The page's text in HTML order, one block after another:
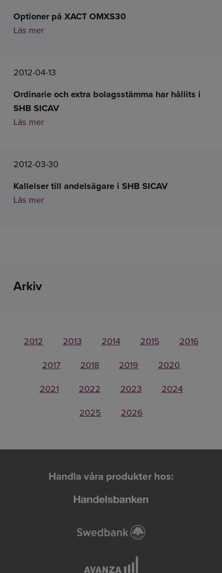
Optioner på XACT OMXS30
Läs mer
Ordinarie och extra bolagsstämma har hållits i
SHB SICAV
Läs mer
2012-04-13
Kallelser till andelsägare i SHB SICAV
Läs mer
2012-03-30
Arkiv
2012 2013 2014 2015
2016
2017
2018 2019
2020
2021
2022 2023
2024
2025
2026
Handla våra produkter hos: